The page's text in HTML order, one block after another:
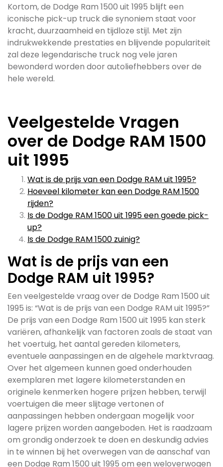
Kortom, de Dodge Ram 1500 uit 1995 blijft een
iconische pick-up truck die synoniem staat voor
kracht, duurzaamheid en tijdloze stijl. Met zijn
indrukwekkende prestaties en blijvende populariteit
zal deze legendarische truck nog vele jaren
bewonderd worden door autoliefhebbers over de
hele wereld.
Veelgestelde Vragen
over de Dodge RAM 1500
uit 1995
Wat is de prijs van een Dodge RAM uit 1995?
Hoeveel kilometer kan een Dodge RAM 1500
rijden?
Is de Dodge RAM 1500 uit 1995 een goede pick-
up?
Is de Dodge RAM 1500 zuinig?
Wat is de prijs van een
Dodge RAM uit 1995?
Een veelgestelde vraag over de Dodge Ram 1500 uit
1995 is: “Wat is de prijs van een Dodge RAM uit 1995?”
De prijs van een Dodge Ram 1500 uit 1995 kan sterk
variëren, afhankelijk van factoren zoals de staat van
het voertuig, het aantal gereden kilometers,
eventuele aanpassingen en de algehele marktvraag.
Over het algemeen kunnen goed onderhouden
exemplaren met lagere kilometerstanden en
originele kenmerken hogere prijzen hebben, terwijl
voertuigen die meer slijtage vertonen of
aanpassingen hebben ondergaan mogelijk voor
lagere prijzen worden aangeboden. Het is raadzaam
om grondig onderzoek te doen en deskundig advies
in te winnen bij het overwegen van de aanschaf van
een Dodge Ram 1500 uit 1995 om een weloverwogen